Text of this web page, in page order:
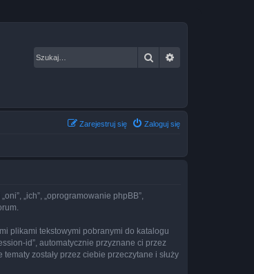
Szukaj
Zaloguj się
Zarejestruj się
„ich”, „oprogramowanie phpBB”,
plikami tekstowymi pobranymi do katalogu
id”, automatycznie przyznane ci przez
zostały przez ciebie przeczytane i służy